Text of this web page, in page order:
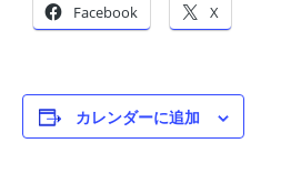
Facebook
X
カレンダーに追加